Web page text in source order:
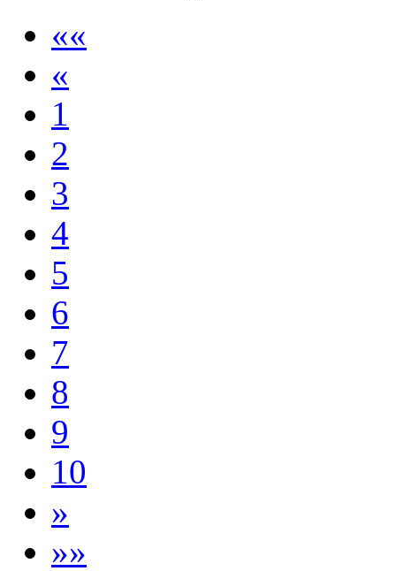
««
«
1
2
3
4
5
6
7
8
9
10
»
»»